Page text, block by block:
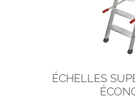
ÉCHELLES